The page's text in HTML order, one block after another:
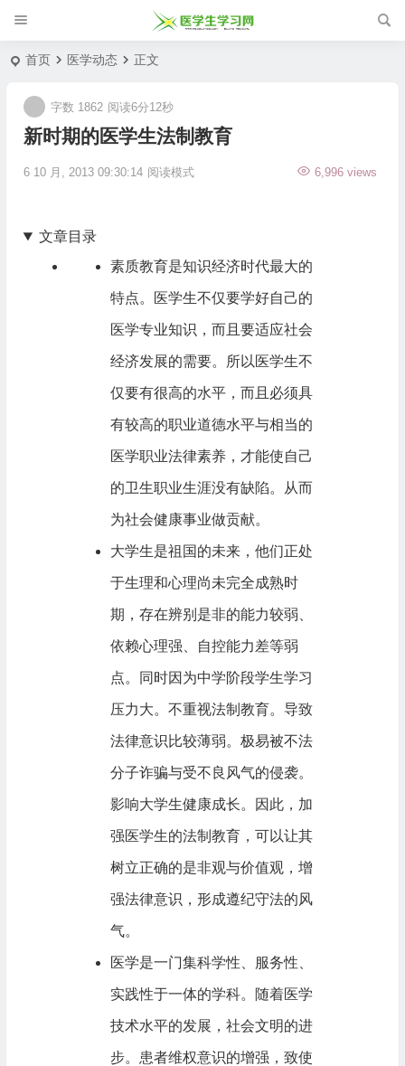
首页 医学动态 正文
新时期的医学生法制教育
6 10 月, 2013 09:30:14 6,996 views
字数 1862 阅读6分12秒
阅读模式
文章目录
素质教育是知识经济时代最大的
特点。医学生不仅要学好自己的
医学专业知识，而且要适应社会
经济发展的需要。所以医学生不
仅要有很高的水平，而且必须具
有较高的职业道德水平与相当的
医学职业法律素养，才能使自己
的卫生职业生涯没有缺陷。从而
为社会健康事业做贡献。
大学生是祖国的未来，他们正处
于生理和心理尚未完全成熟时
期，存在辨别是非的能力较弱、
依赖心理强、自控能力差等弱
点。同时因为中学阶段学生学习
压力大。不重视法制教育。导致
法律意识比较薄弱。极易被不法
分子诈骗与受不良风气的侵袭。
影响大学生健康成长。因此，加
强医学生的法制教育，可以让其
树立正确的是非观与价值观，增
强法律意识，形成遵纪守法的风
气。
医学是一门集科学性、服务性、
实践性于一体的学科。随着医学
技术水平的发展，社会文明的进
步。患者维权意识的增强，致使